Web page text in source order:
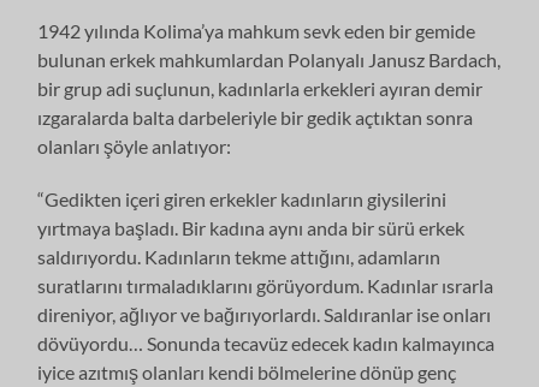
1942 yılında Kolima’ya mahkum sevk eden bir gemide
bulunan erkek mahkumlardan Polanyalı Janusz Bardach,
bir grup adi suçlunun, kadınlarla erkekleri ayıran demir
ızgaralarda balta darbeleriyle bir gedik açtıktan sonra
olanları şöyle anlatıyor:
“Gedikten içeri giren erkekler kadınların giysilerini
yırtmaya başladı. Bir kadına aynı anda bir sürü erkek
saldırıyordu. Kadınların tekme attığını, adamların
suratlarını tırmaladıklarını görüyordum. Kadınlar ısrarla
direniyor, ağlıyor ve bağırıyorlardı. Saldıranlar ise onları
dövüyordu… Sonunda tecavüz edecek kadın kalmayınca
iyice azıtmış olanları kendi bölmelerine dönüp genç